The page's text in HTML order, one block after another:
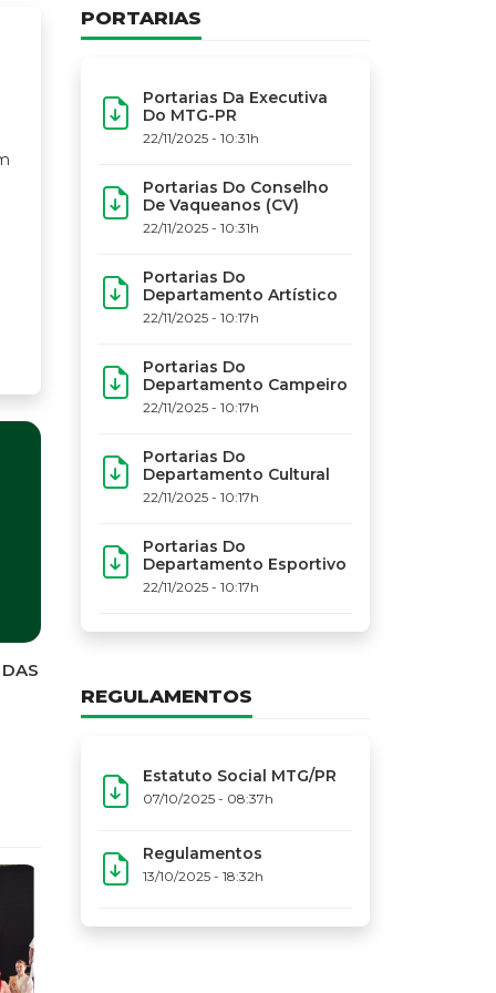
PORTARIAS
Portarias Da Executiva
Do MTG-PR
22/11/2025 - 10:31h
Portarias Do Conselho
De Vaqueanos (CV)
22/11/2025 - 10:31h
Portarias Do
Departamento Artístico
22/11/2025 - 10:17h
Portarias Do
Departamento Campeiro
22/11/2025 - 10:17h
Portarias Do
Departamento Cultural
22/11/2025 - 10:17h
Portarias Do
Departamento Esportivo
22/11/2025 - 10:17h
REGULAMENTOS
Estatuto Social MTG/PR
07/10/2025 - 08:37h
Regulamentos
13/10/2025 - 18:32h